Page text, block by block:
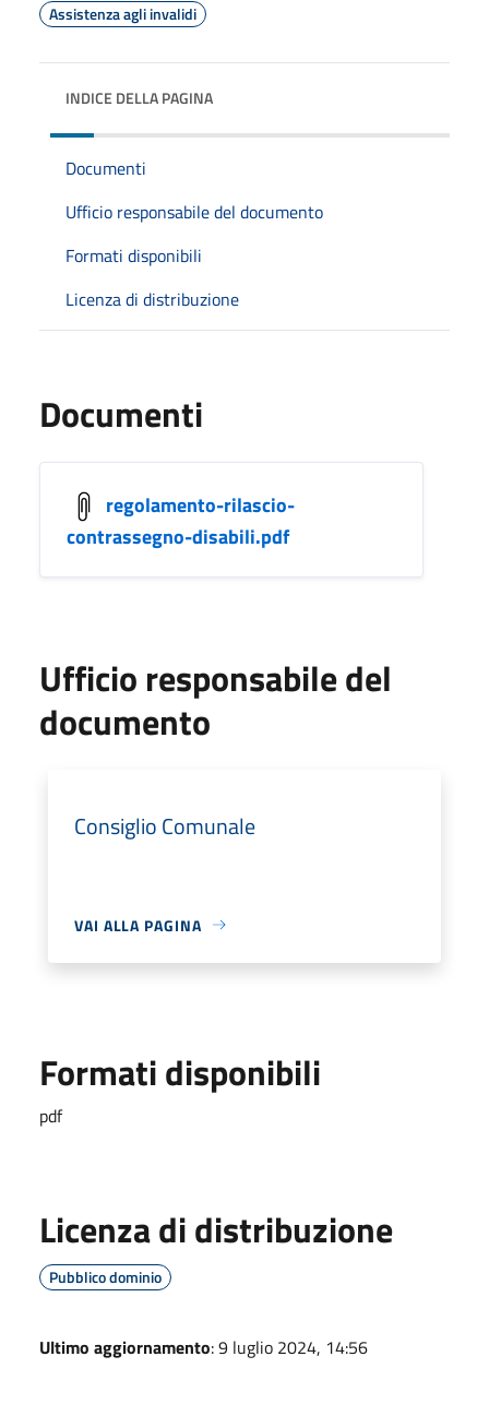
Assistenza agli invalidi
INDICE DELLA PAGINA
Documenti
Ufficio responsabile del documento
Formati disponibili
Licenza di distribuzione
Documenti
regolamento-rilascio-
contrassegno-disabili.pdf
Ufficio responsabile del
documento
Consiglio Comunale
VAI ALLA PAGINA
Formati disponibili
pdf
Licenza di distribuzione
Pubblico dominio
Ultimo aggiornamento: 9 luglio 2024, 14:56